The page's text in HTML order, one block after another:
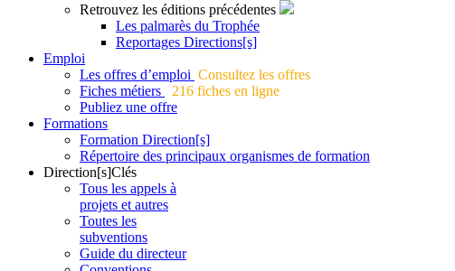
Retrouvez les éditions précédentes
Les palmarès du Trophée
Reportages Directions[s]
Emploi
Les offres d’emploi Consultez les offres
Fiches métiers
216 fiches en ligne
Publiez une offre
Formations
Formation Direction[s]
Répertoire des principaux organismes de formation
Direction[s]Clés
Tous les appels à
projets et autres
Toutes les
subventions
Guide du directeur